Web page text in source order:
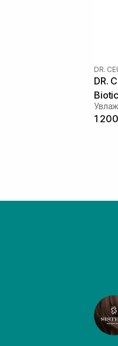
DR.
DR.
1